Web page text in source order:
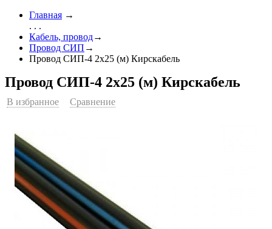
Главная →
. . .
Кабель, провод→
Провод СИП →
Провод СИП-4 2х25 (м) Кирскабель
Провод СИП-4 2х25 (м) Кирскабель
В избранное Сравнение